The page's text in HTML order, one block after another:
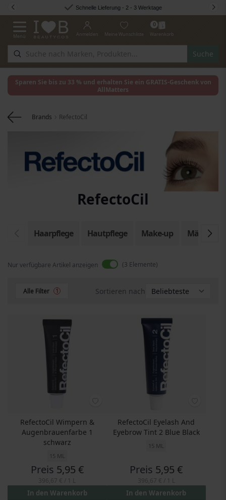
Zum Inhalt springen Schnelle Lieferung - 2 - 3 Werktage
Navigation umschalten
Menü
Suche
Anmelden Meine Wunschliste
0
Warenkorb
Sparen Sie bis zu 33 % und erhalten Sie ein GRATIS-Geschenk von
AllMatters
Brands RefectoCil
RefectoCil
Haarpflege Hautpflege Make-up Männer
Nur verfügbare Artikel anzeigen 3 Elemente
Alle Filter 1 Sortieren nach
RefectoCil Wimpern &
Augenbrauenfarbe 1
schwarz
15 ML
Preis 5,95 €
In den Warenkorb
RefectoCil Eyelash And
Eyebrow Tint 2 Blue Black
15 ML
Preis 5,95 €
In den Warenkorb